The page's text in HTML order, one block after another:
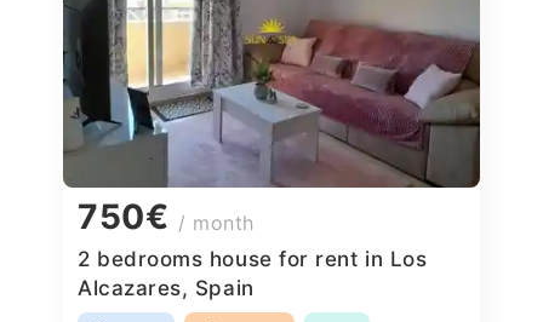
750€ / month
2 bedrooms house for rent in Los
Alcazares, Spain